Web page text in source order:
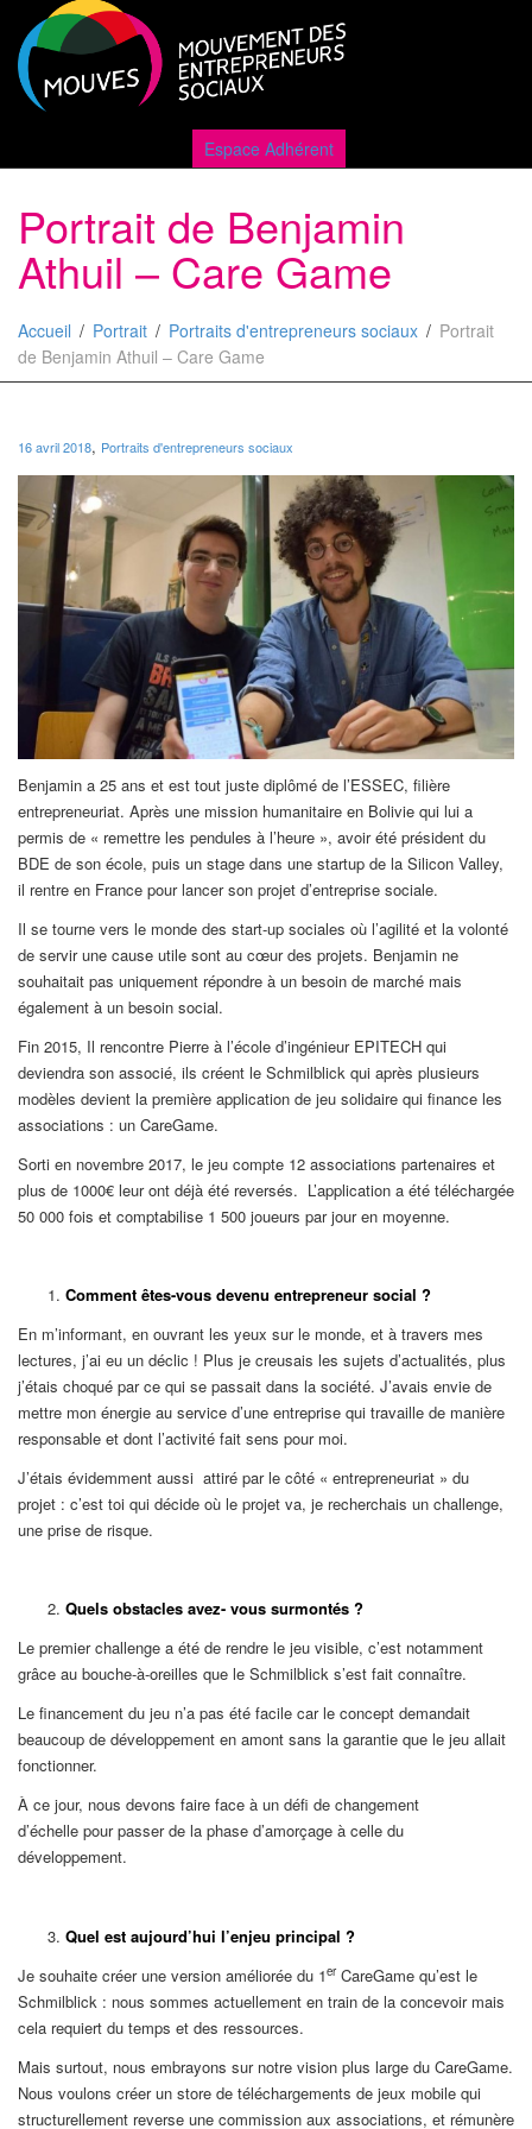
Espace Adhérent
Portrait de Benjamin
Athuil – Care Game
Accueil Portrait Portraits d'entrepreneurs sociaux
Portrait
de Benjamin Athuil – Care Game
16 avril 2018, Portraits d'entrepreneurs sociaux
Benjamin a 25 ans et est tout juste diplômé de l’ESSEC, filière
entrepreneuriat. Après une mission humanitaire en Bolivie qui lui a
permis de « remettre les pendules à l’heure », avoir été président du
BDE de son école, puis un stage dans une startup de la Silicon Valley,
il rentre en France pour lancer son projet d’entreprise sociale.
Il se tourne vers le monde des start-up sociales où l’agilité et la volonté
de servir une cause utile sont au cœur des projets. Benjamin ne
souhaitait pas uniquement répondre à un besoin de marché mais
également à un besoin social.
Fin 2015, Il rencontre Pierre à l’école d’ingénieur EPITECH qui
deviendra son associé, ils créent le Schmilblick qui après plusieurs
modèles devient la première application de jeu solidaire qui finance les
associations : un CareGame.
Sorti en novembre 2017, le jeu compte 12 associations partenaires et
plus de 1000€ leur ont déjà été reversés. L’application a été téléchargée
50 000 fois et comptabilise 1 500 joueurs par jour en moyenne.
Comment êtes-vous devenu entrepreneur social ?
En m’informant, en ouvrant les yeux sur le monde, et à travers mes
lectures, j’ai eu un déclic ! Plus je creusais les sujets d’actualités, plus
j’étais choqué par ce qui se passait dans la société. J’avais envie de
mettre mon énergie au service d’une entreprise qui travaille de manière
responsable et dont l’activité fait sens pour moi.
J’étais évidemment aussi attiré par le côté « entrepreneuriat » du
projet : c’est toi qui décide où le projet va, je recherchais un challenge,
une prise de risque.
Quels obstacles avez- vous surmontés ?
Le premier challenge a été de rendre le jeu visible, c’est notamment
grâce au bouche-à-oreilles que le Schmilblick s’est fait connaître.
Le financement du jeu n’a pas été facile car le concept demandait
beaucoup de développement en amont sans la garantie que le jeu allait
fonctionner.
À ce jour, nous devons faire face à un défi de changement
d’échelle pour passer de la phase d’amorçage à celle du
développement.
Quel est aujourd’hui l’enjeu principal ?
Je souhaite créer une version améliorée du 1er CareGame qu’est le
Schmilblick : nous sommes actuellement en train de la concevoir mais
cela requiert du temps et des ressources.
Mais surtout, nous embrayons sur notre vision plus large du CareGame.
Nous voulons créer un store de téléchargements de jeux mobile qui
structurellement reverse une commission aux associations, et rémunère